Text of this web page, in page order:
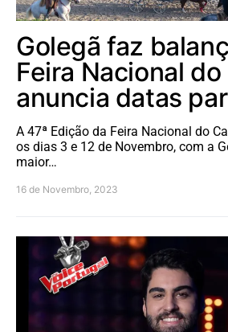
Golegã faz
Feira Nacional do
anuncia datas
A 47ª Edição da Feira Nacional do
os dias 3 e 12 de Novembro, com a
maior…
16 de Novembro, 2023